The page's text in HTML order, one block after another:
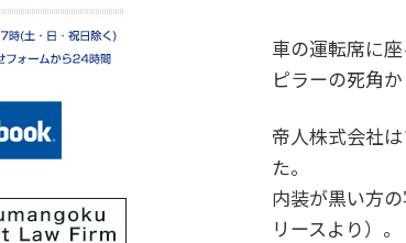
車の運転席に
ピラーの死角
帝人株式会社
た。
内装が黒い方
リースより）。